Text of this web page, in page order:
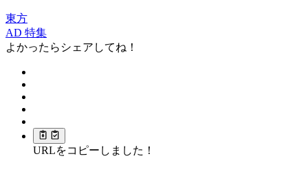
東方
AD 特集
よかったらシェアしてね！
URLをコピーしました！